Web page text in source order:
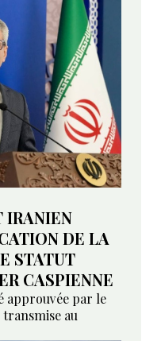
IRANIEN
DE LA
STATUT
CASPIENNE
approuvée par le
au